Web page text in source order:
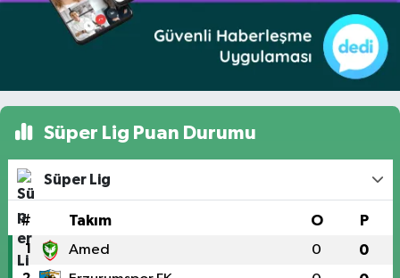
Süper Lig Puan Durumu
Süper Lig
# Takım O P
1 Amed 0 0